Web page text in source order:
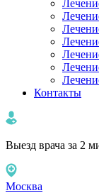
Контакты
Выезд врача за 2
Москва